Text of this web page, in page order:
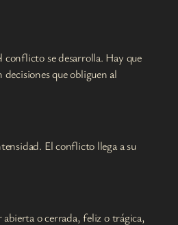
conflicto se desarrolla. Hay que
que obliguen al
El conflicto llega a su
abierta o cerrada, feliz o trágica,